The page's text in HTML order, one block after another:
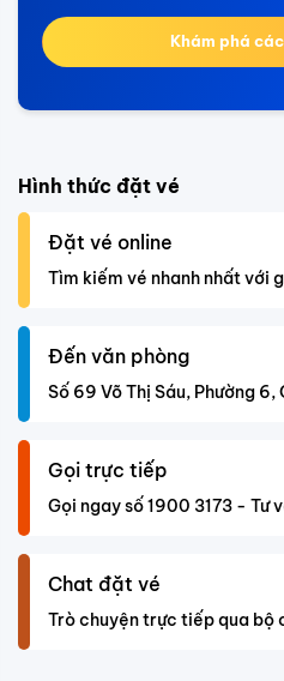
Khám phá
Hình thức đặt vé
Đặt vé online
Tìm kiếm vé nhanh nhất với
Đến văn phòng
Số 69 Võ Thị Sáu, Phường 6,
Gọi trực tiếp
Gọi ngay số 1900 3173 - Tư
Chat đặt vé
Trò chuyện trực tiếp qua bộ